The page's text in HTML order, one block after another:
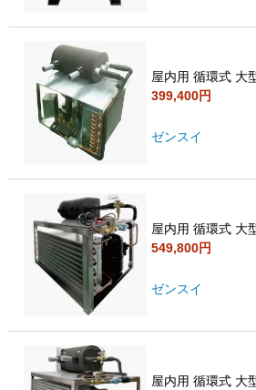
屋内用 循環式 大
399,400円
ゼンスイ
屋内用 循環式 大
549,800円
ゼンスイ
屋内用 循環式 大